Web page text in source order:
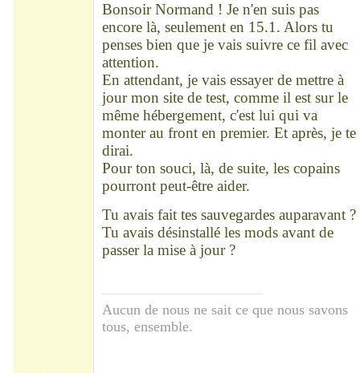
Bonsoir Normand ! Je n'en suis pas
encore là, seulement en 15.1. Alors tu
penses bien que je vais suivre ce fil avec
attention.
En attendant, je vais essayer de mettre à
jour mon site de test, comme il est sur le
même hébergement, c'est lui qui va
monter au front en premier. Et après, je te
dirai.
Pour ton souci, là, de suite, les copains
pourront peut-être aider.
Tu avais fait tes sauvegardes auparavant ?
Tu avais désinstallé les mods avant de
passer la mise à jour ?
Aucun de nous ne sait ce que nous savons
tous, ensemble.